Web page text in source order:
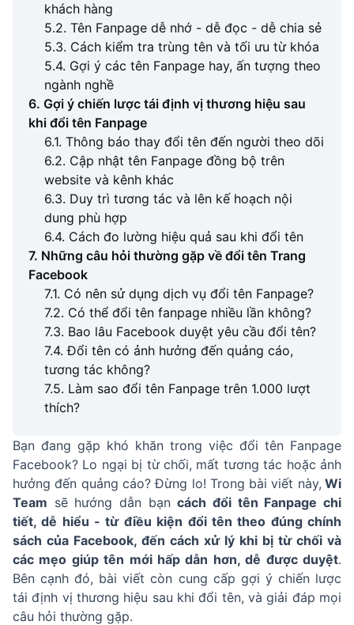
khách hàng
5.2. Tên Fanpage dễ nhớ - dễ đọc - dễ chia sẻ
5.3. Cách kiểm tra trùng tên và tối ưu từ khóa
5.4. Gợi ý các tên Fanpage hay, ấn tượng theo
ngành nghề
6. Gợi ý chiến lược tái định vị thương hiệu sau
khi đổi tên Fanpage
6.1. Thông báo thay đổi tên đến người theo dõi
6.2. Cập nhật tên Fanpage đồng bộ trên
website và kênh khác
6.3. Duy trì tương tác và lên kế hoạch nội
dung phù hợp
6.4. Cách đo lường hiệu quả sau khi đổi tên
7. Những câu hỏi thường gặp về đổi tên Trang
Facebook
7.1. Có nên sử dụng dịch vụ đổi tên Fanpage?
7.2. Có thể đổi tên fanpage nhiều lần không?
7.3. Bao lâu Facebook duyệt yêu cầu đổi tên?
7.4. Đổi tên có ảnh hưởng đến quảng cáo,
tương tác không?
7.5. Làm sao đổi tên Fanpage trên 1.000 lượt
thích?
Bạn đang gặp khó khăn trong việc đổi tên Fanpage
Facebook? Lo ngại bị từ chối, mất tương tác hoặc ảnh
hưởng đến quảng cáo? Đừng lo! Trong bài viết này, Wi
Team sẽ hướng dẫn bạncách đổi tên Fanpage chi
tiết, dễ hiểu - từ điều kiện đổi tên theo đúng chính
sách của Facebook, đến cách xử lý khi bị từ chối và
các mẹo giúp tên mới hấp dẫn hơn, dễ được duyệt.
Bên cạnh đó, bài viết còn cung cấp gợi ý chiến lược
tái định vị thương hiệu sau khi đổi tên, và giải đáp mọi
câu hỏi thường gặp.